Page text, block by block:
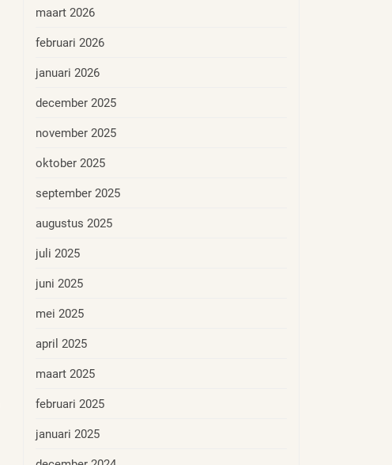
maart 2026
februari 2026
januari 2026
december 2025
november 2025
oktober 2025
september 2025
augustus 2025
juli 2025
juni 2025
mei 2025
april 2025
maart 2025
februari 2025
januari 2025